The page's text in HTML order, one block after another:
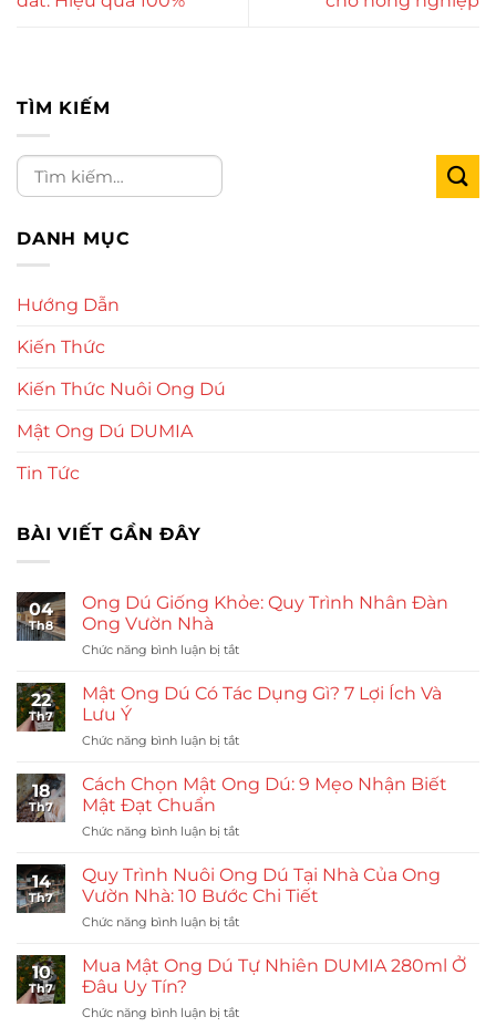
TÌM KIẾM
DANH MỤC
Hướng Dẫn
Kiến Thức
Kiến Thức Nuôi Ong Dú
Mật Ong Dú DUMIA
Tin Tức
BÀI VIẾT GẦN ĐÂY
04
Th8
Ong Dú Giống Khỏe: Quy Trình Nhân Đàn
Ong Vườn Nhà
Chức năng bình luận bị tắtở
Dú
Giống
Quy
Nhân
Đàn
Vườn
22
Th7
Mật Ong Dú Có Tác Dụng Gì? 7 Lợi Ích Và
Lưu Ý
Chức năng bình luận bị tắtở
Dú
Tác
Gì?
7
Ích
Lưu
18
Th7
Cách Chọn Mật Ong Dú: 9 Mẹo Nhận Biết
Mật Đạt Chuẩn
Chức năng bình luận bị tắtở
Chọn
Mật
Ong
Dú:
Mẹo
Nhận
Mật
14
Th7
Quy Trình Nuôi Ong Dú Tại Nhà Của Ong
Vườn Nhà: 10 Bước Chi Tiết
Chức năng bình luận bị tắtở
Trình
Nuôi
Dú
10
Th7
Mua Mật Ong Dú Tự Nhiên DUMIA 280ml Ở
Đâu Uy Tín?
Chức năng bình luận bị tắtở